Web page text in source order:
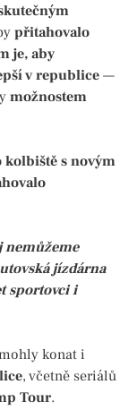
přitahovalo
je, aby
v republice —
možnostem
kolbiště s novým
nemůžeme
jízdárna
sportovci i
konat i
, včetně seriálů
Tour.